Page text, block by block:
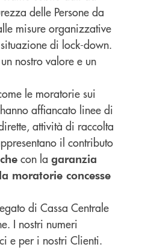
delle Persone da
misure organizzative
di lock-down.
nostro valore e un
le moratorie sui
affiancato linee di
attività di raccolta
il contributo
con la garanzia
moratorie concesse
di Cassa Centrale
I nostri numeri
e per i nostri Clienti.